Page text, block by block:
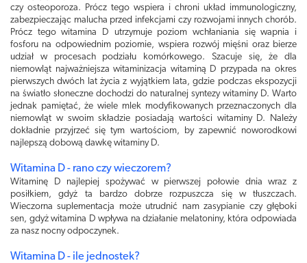
czy osteoporoza. Prócz tego wspiera i chroni układ immunologiczny,
zabezpieczając malucha przed infekcjami czy rozwojami innych chorób.
Prócz tego witamina D utrzymuje poziom wchłaniania się wapnia i
fosforu na odpowiednim poziomie, wspiera rozwój mięśni oraz bierze
udział w procesach podziału komórkowego. Szacuje się, że dla
niemowląt najważniejsza witaminizacja witaminą D przypada na okres
pierwszych dwóch lat życia z wyjątkiem lata, gdzie podczas ekspozycji
na światło słoneczne dochodzi do naturalnej syntezy witaminy D. Warto
jednak pamiętać, że wiele mlek modyfikowanych przeznaczonych dla
niemowląt w swoim składzie posiadają wartości witaminy D. Należy
dokładnie przyjrzeć się tym wartościom, by zapewnić noworodkowi
najlepszą dobową dawkę witaminy D.
Witamina D - rano czy wieczorem?
Witaminę D najlepiej spożywać w pierwszej połowie dnia wraz z
posiłkiem, gdyż ta bardzo dobrze rozpuszcza się w tłuszczach.
Wieczorna suplementacja może utrudnić nam zasypianie czy głęboki
sen, gdyż witamina D wpływa na działanie melatoniny, która odpowiada
za nasz nocny odpoczynek.
Witamina D - ile jednostek?